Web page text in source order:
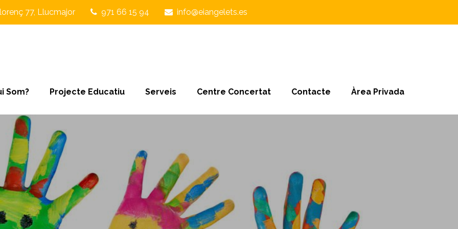
77, Llucmajor 971 66 15 94 info@eiangelets.es
Som? Projecte Educatiu Serveis Centre Concertat Contacte Àrea Privada